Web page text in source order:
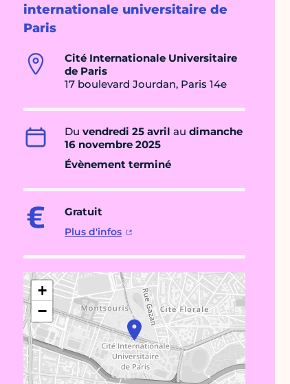
internationale universitaire de
Paris
Cité Internationale Universitaire
de Paris
17 boulevard Jourdan, Paris 14e
Du vendredi 25 avril au dimanche
16 novembre 2025
Évènement terminé
Gratuit
Plus d'infos
+
−